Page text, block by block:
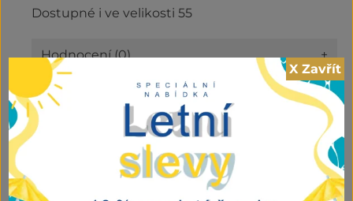
Dostupné i ve velikosti 55
Hodnocení (0) +
Kategorie: Nové zboží,Prsteny
vč DPH ZR
Prsten
„Oko
PŘIDAT DO KOŠÍKU
X Zavřít